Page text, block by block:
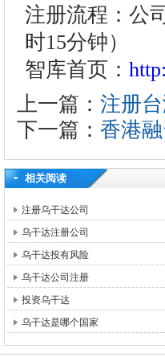
注册流程：公
时15分钟）
智库首页：
上一篇： 注册
下一篇： 香港
相关阅读
注册乌干达公司
乌干达注册公司
乌干达投有风险
乌干达公司注册
投资乌干达
乌干达是哪个国家